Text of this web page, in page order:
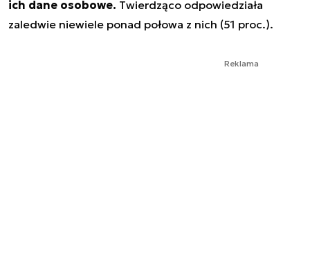
ich dane osobowe. Twierdząco odpowiedziała
zaledwie niewiele ponad połowa z nich (51 proc.).
Reklama